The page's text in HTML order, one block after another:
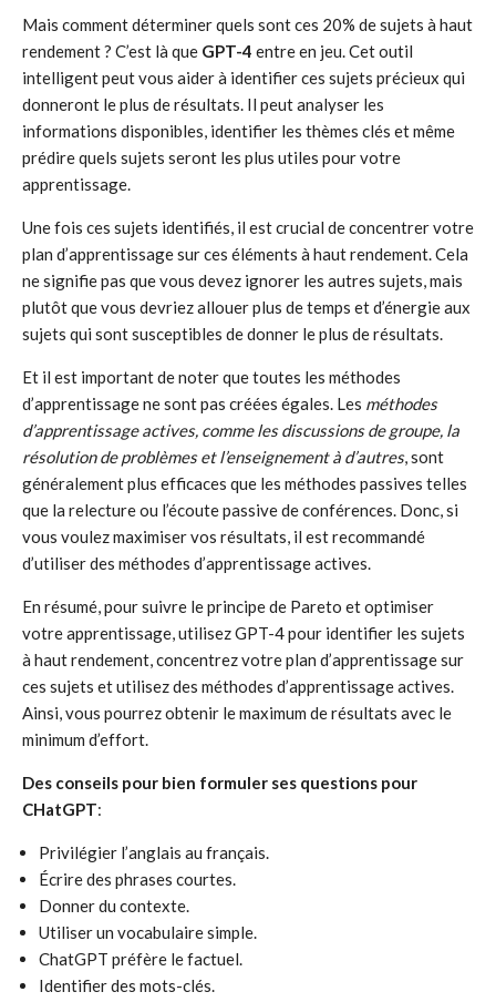
Mais comment déterminer quels sont ces 20% de sujets à haut
rendement ? C’est là que GPT-4 entre en jeu. Cet outil
intelligent peut vous aider à identifier ces sujets précieux qui
donneront le plus de résultats. Il peut analyser les
informations disponibles, identifier les thèmes clés et même
prédire quels sujets seront les plus utiles pour votre
apprentissage.
Une fois ces sujets identifiés, il est crucial de concentrer votre
plan d’apprentissage sur ces éléments à haut rendement. Cela
ne signifie pas que vous devez ignorer les autres sujets, mais
plutôt que vous devriez allouer plus de temps et d’énergie aux
sujets qui sont susceptibles de donner le plus de résultats.
Et il est important de noter que toutes les méthodes
d’apprentissage ne sont pas créées égales. Les méthodes
d’apprentissage actives, comme les discussions de groupe, la
résolution de problèmes et l’enseignement à d’autres, sont
généralement plus efficaces que les méthodes passives telles
que la relecture ou l’écoute passive de conférences. Donc, si
vous voulez maximiser vos résultats, il est recommandé
d’utiliser des méthodes d’apprentissage actives.
En résumé, pour suivre le principe de Pareto et optimiser
votre apprentissage, utilisez GPT-4 pour identifier les sujets
à haut rendement, concentrez votre plan d’apprentissage sur
ces sujets et utilisez des méthodes d’apprentissage actives.
Ainsi, vous pourrez obtenir le maximum de résultats avec le
minimum d’effort.
Des conseils pour bien formuler ses questions pour
CHatGPT:
Privilégier l’anglais au français.
Écrire des phrases courtes.
Donner du contexte.
Utiliser un vocabulaire simple.
ChatGPT préfère le factuel.
Identifier des mots-clés.